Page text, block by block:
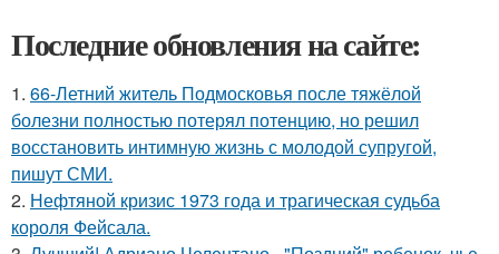
Последние обновления на сайте:
1. 66-Летний житель Подмосковья после тяжёлой
болезни полностью потерял потенцию, но решил
восстановить интимную жизнь с молодой супругой,
пишут СМИ.
2. Нефтяной кризис 1973 года и трагическая судьба
короля Фейсала.